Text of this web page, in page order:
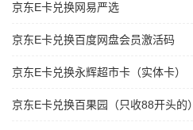
京东E卡兑换网易严选
京东E卡兑换百度网盘会员激活码
京东E卡兑换永辉超市卡（实体卡）
京东E卡兑换百果园（只收88开头的）